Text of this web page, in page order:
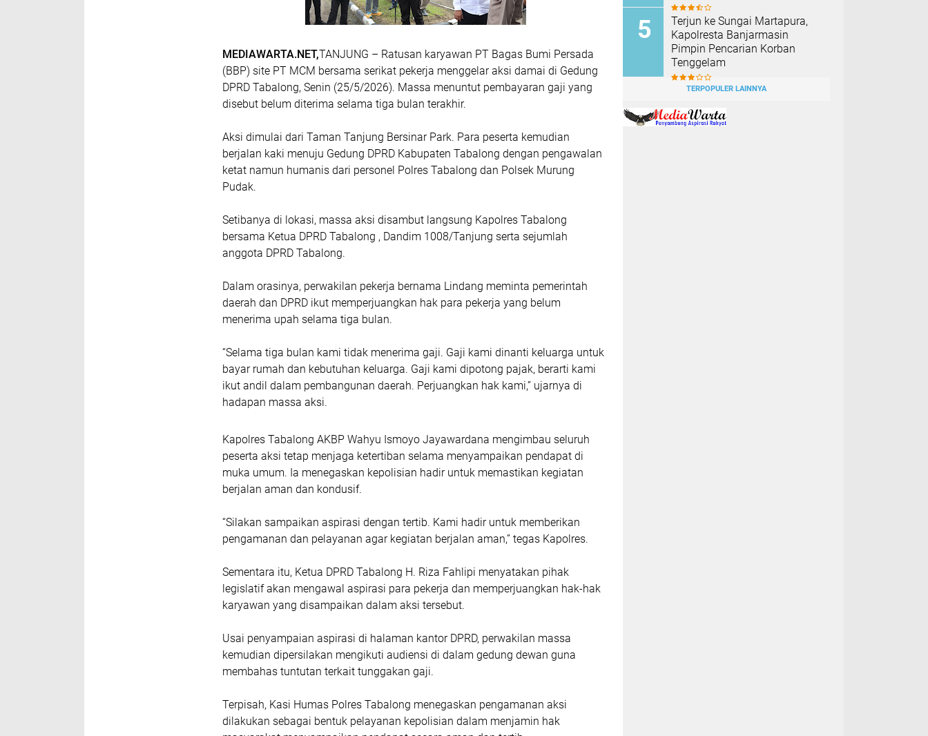
MEDIAWARTA.NET,TANJUNG – Ratusan karyawan PT Bagas Bumi Persada
(BBP) site PT MCM bersama serikat pekerja menggelar aksi damai di Gedung
DPRD Tabalong, Senin (25/5/2026). Massa menuntut pembayaran gaji yang
disebut belum diterima selama tiga bulan terakhir.
Aksi dimulai dari Taman Tanjung Bersinar Park. Para peserta kemudian
berjalan kaki menuju Gedung DPRD Kabupaten Tabalong dengan pengawalan
ketat namun humanis dari personel Polres Tabalong dan Polsek Murung
Pudak.
Setibanya di lokasi, massa aksi disambut langsung Kapolres Tabalong
bersama Ketua DPRD Tabalong , Dandim 1008/Tanjung serta sejumlah
anggota DPRD Tabalong.
Dalam orasinya, perwakilan pekerja bernama Lindang meminta pemerintah
daerah dan DPRD ikut memperjuangkan hak para pekerja yang belum
menerima upah selama tiga bulan.
“Selama tiga bulan kami tidak menerima gaji. Gaji kami dinanti keluarga untuk
bayar rumah dan kebutuhan keluarga. Gaji kami dipotong pajak, berarti kami
ikut andil dalam pembangunan daerah. Perjuangkan hak kami,” ujarnya di
hadapan massa aksi.
Kapolres Tabalong AKBP Wahyu Ismoyo Jayawardana mengimbau seluruh
peserta aksi tetap menjaga ketertiban selama menyampaikan pendapat di
muka umum. Ia menegaskan kepolisian hadir untuk memastikan kegiatan
berjalan aman dan kondusif.
“Silakan sampaikan aspirasi dengan tertib. Kami hadir untuk memberikan
pengamanan dan pelayanan agar kegiatan berjalan aman,” tegas Kapolres.
Sementara itu, Ketua DPRD Tabalong H. Riza Fahlipi menyatakan pihak
legislatif akan mengawal aspirasi para pekerja dan memperjuangkan hak-hak
karyawan yang disampaikan dalam aksi tersebut.
Usai penyampaian aspirasi di halaman kantor DPRD, perwakilan massa
kemudian dipersilakan mengikuti audiensi di dalam gedung dewan guna
membahas tuntutan terkait tunggakan gaji.
Terpisah, Kasi Humas Polres Tabalong menegaskan pengamanan aksi
dilakukan sebagai bentuk pelayanan kepolisian dalam menjamin hak
Terjun ke Sungai Martapura,
Kapolresta Banjarmasin
Pimpin Pencarian Korban
Tenggelam
TERPOPULER LAINNYA